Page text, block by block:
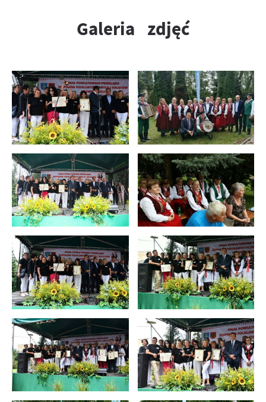
Galeria zdjęć